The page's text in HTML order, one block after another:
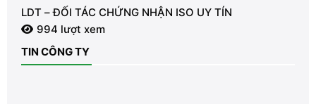
LDT – ĐỐI TÁC CHỨNG NHẬN ISO UY TÍN
994 lượt xem
TIN CÔNG TY